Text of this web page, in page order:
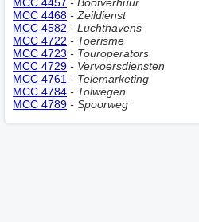
MCC 4468 - Zeildienst
MCC 4582 - Luchthavens
MCC 4722 - Toerisme
MCC 4723 - Touroperators
MCC 4729 - Vervoersdiensten
MCC 4761 - Telemarketing
MCC 4784 - Tolwegen
MCC 4789 - Spoorweg